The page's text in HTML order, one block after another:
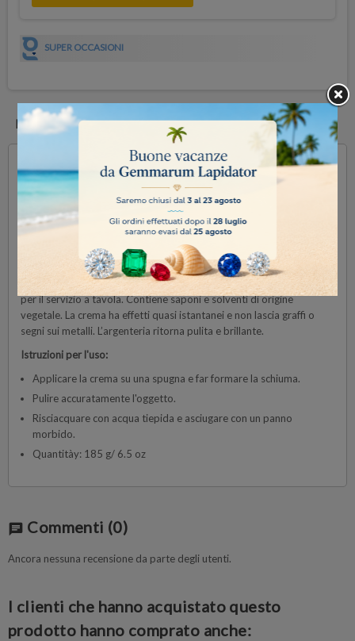
SUPER OCCASIONI
DESCRIZIONE DOCUMENTI ALLEGATI
Silver and Multimetal Foam fa brillare gli oggetti d'argento o metallo
argentato, stagno e acciaio divenuti opachi. Agisce in profondità
sull’argento annerito e gli altri metalli. La crema protegge
dall'ossidazione per molte settimane e rimuove lo sporco
dall’argenteria.
La crema è molto efficace. La sua azione rapida la rende
particolarmente utile per la cura degli oggetti d'argento, metallo
argentato, stagno e acciaio inossidabile usati spesso e regolarmente
per il servizio a tavola. Contiene saponi e solventi di origine
vegetale. La crema ha effetti quasi istantanei e non lascia graffi o
segni sui metalli. L’argenteria ritorna pulita e brillante.
Istruzioni per l'uso:
Applicare la crema su una spugna e far formare la schiuma.
Pulire accuratamente l'oggetto.
Risciacquare con acqua tiepida e asciugare con un panno
morbido.
Quantitày: 185 g/ 6.5 oz
chat Commenti (0)
Ancora nessuna recensione da parte degli utenti.
I clienti che hanno acquistato questo
prodotto hanno comprato anche: